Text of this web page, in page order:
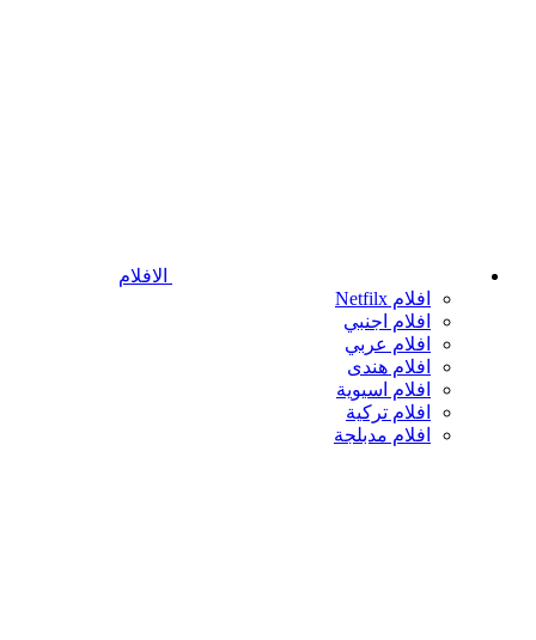
الافلام
افلام Netfilx
افلام اجنبي
افلام عربي
افلام هندى
افلام اسيوية
افلام تركية
افلام مدبلجة